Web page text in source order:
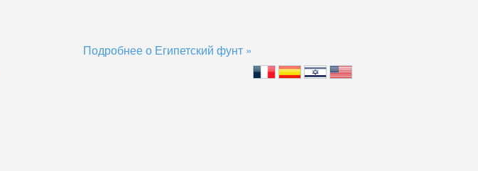
Подробнее о Египетский фунт »